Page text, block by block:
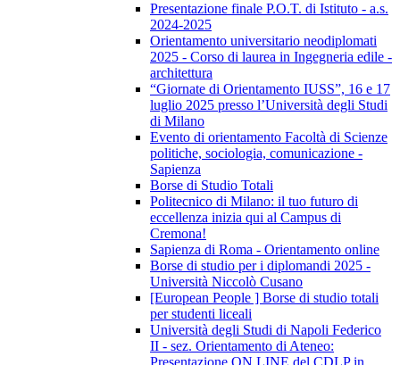
Presentazione finale P.O.T. di Istituto - a.s.
2024-2025
Orientamento universitario neodiplomati
2025 - Corso di laurea in Ingegneria edile -
architettura
“Giornate di Orientamento IUSS”, 16 e 17
luglio 2025 presso l’Università degli Studi
di Milano
Evento di orientamento Facoltà di Scienze
politiche, sociologia, comunicazione -
Sapienza
Borse di Studio Totali
Politecnico di Milano: il tuo futuro di
eccellenza inizia qui al Campus di
Cremona!
Sapienza di Roma - Orientamento online
Borse di studio per i diplomandi 2025 -
Università Niccolò Cusano
[European People ] Borse di studio totali
per studenti liceali
Università degli Studi di Napoli Federico
II - sez. Orientamento di Ateneo: